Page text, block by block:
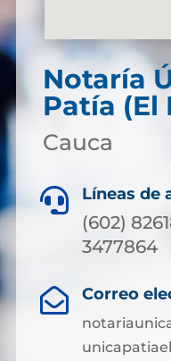
Notaría
Patía (El
Cauca
 Líneas de
(602)
3477864
 Correo